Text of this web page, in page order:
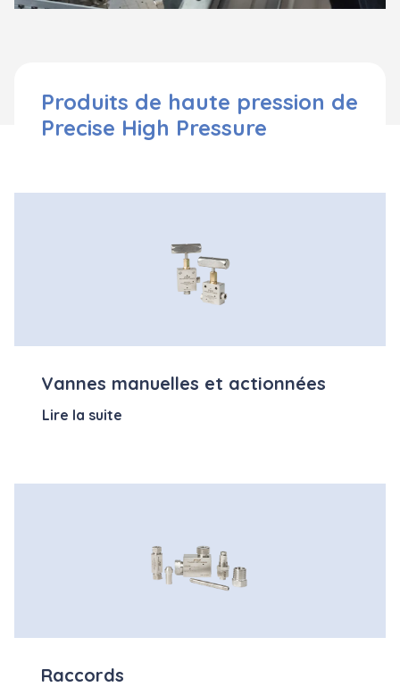
Produits de haute pression de
Precise High Pressure
Vannes manuelles et actionnées
Lire la suite
Raccords